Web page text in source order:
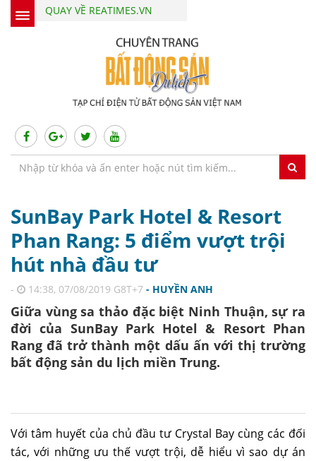
QUAY VỀ REATIMES.VN
SunBay Park Hotel & Resort
Phan Rang: 5 điểm vượt trội
hút nhà đầu tư
- 14:38, 07/08/2019 G8T+7 - HUYỀN ANH
Giữa vùng sa thảo đặc biệt Ninh Thuận, sự ra
đời của SunBay Park Hotel & Resort Phan
Rang đã trở thành một dấu ấn với thị trường
bất động sản du lịch miền Trung.
Với tâm huyết của chủ đầu tư Crystal Bay cùng các đối
tác, với những ưu thế vượt trội, dễ hiểu vì sao dự án